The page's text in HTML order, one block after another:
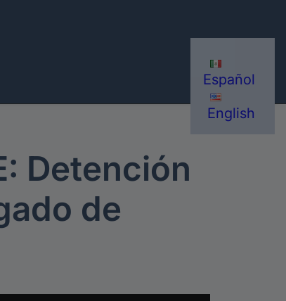
Español
English
Detención
de